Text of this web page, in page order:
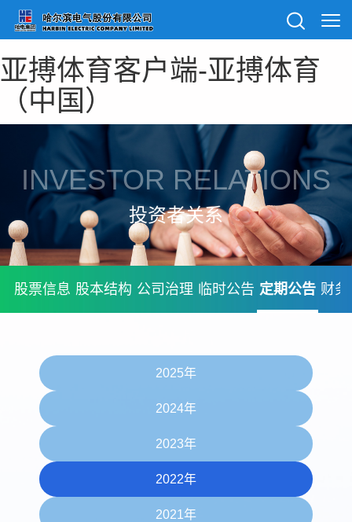
亚搏体育客户端-亚搏体育
（中国）
INVESTOR RELATIONS
投资者关系
股票信息 股本结构 公司治理 临时公告 定期公告 财
2025年
2024年
2023年
2022年
2021年